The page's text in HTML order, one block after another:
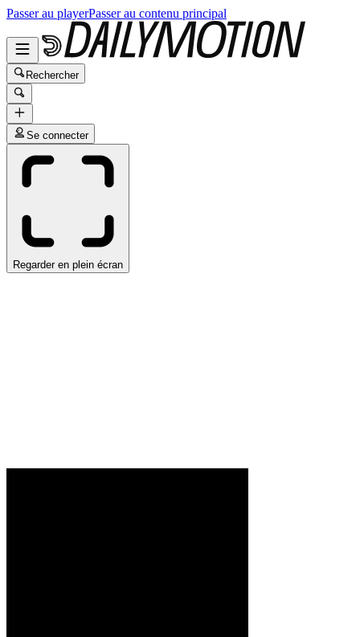
Passer au playerPasser au contenu principal
Rechercher
Se connecter
Regarder en plein écran